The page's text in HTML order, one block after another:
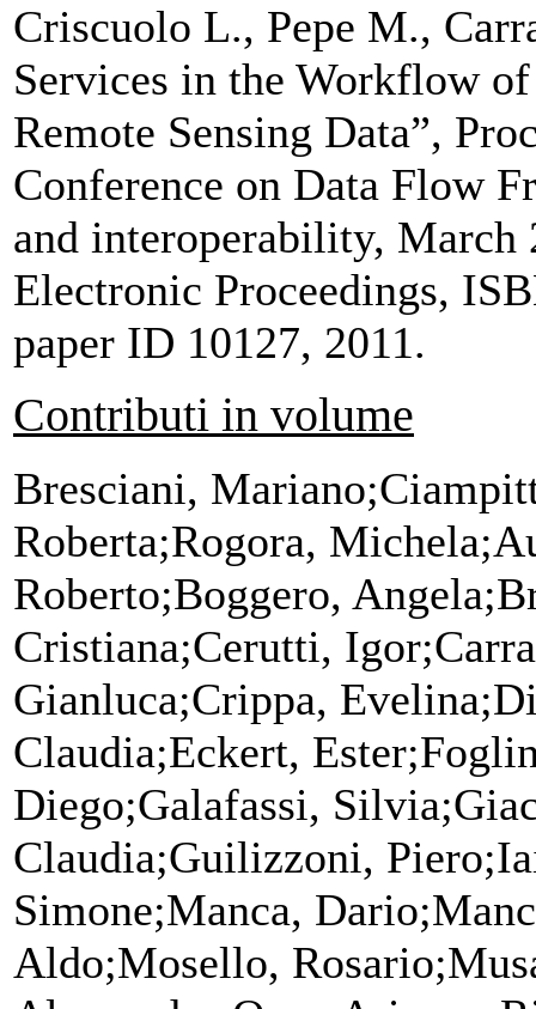
Criscuolo L., Pepe M.,
Services in the Workflow
Remote Sensing Data”,
Conference on Data Flow
and interoperability, March
Electronic Proceedings,
paper ID 10127, 2011.
Contributi in volume
Bresciani,
Roberta;Rogora,
Roberto;Boggero,
Cristiana;Cerutti,
Gianluca;Crippa,
Claudia;Eckert,
Diego;Galafassi,
Claudia;Guilizzoni,
Simone;Manca,
Aldo;Mosello,